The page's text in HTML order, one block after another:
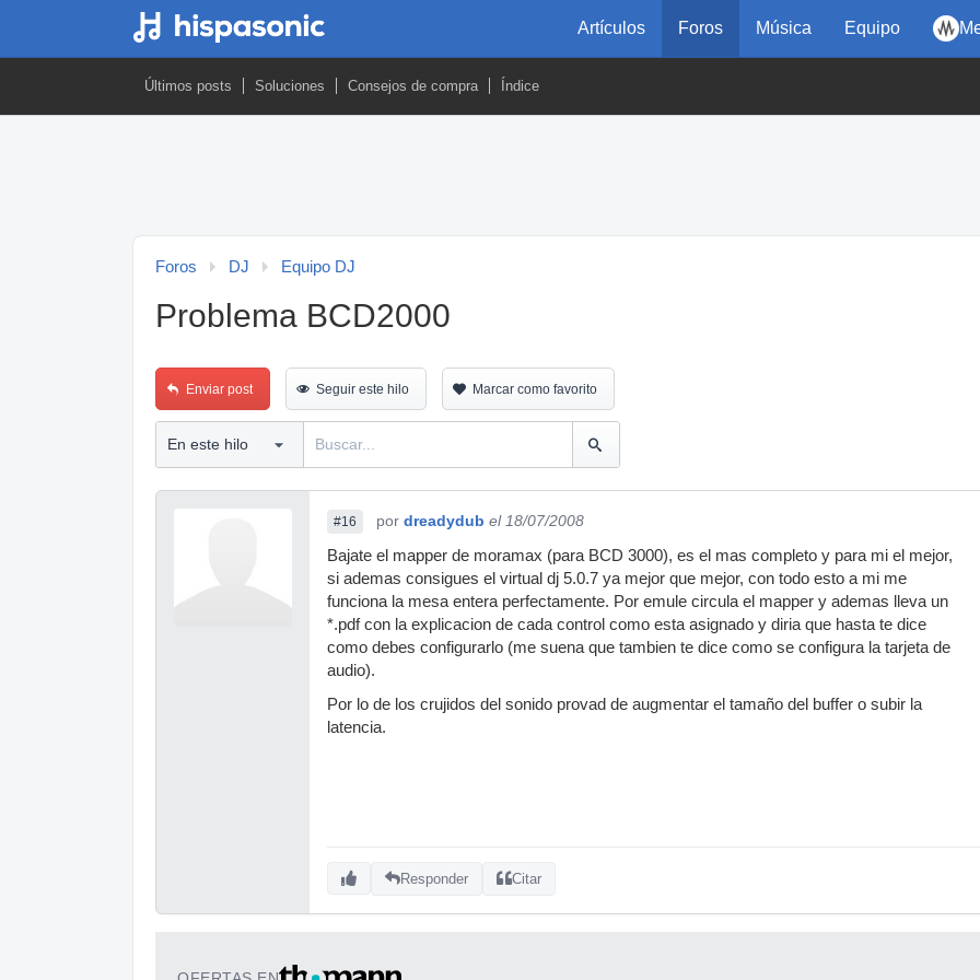
Artículos Foros Música Equipo
Últimos posts Soluciones Consejos de compra Índice
Foros DJ Equipo DJ
Problema BCD2000
Enviar post Seguir este hilo Marcar como favorito
#16 por dreadydub el 18/07/2008
Bajate el mapper de moramax (para BCD 3000), es el mas completo y para mi el mejor,
si ademas consigues el virtual dj 5.0.7 ya mejor que mejor, con todo esto a mi me
funciona la mesa entera perfectamente. Por emule circula el mapper y ademas lleva un
*.pdf con la explicacion de cada control como esta asignado y diria que hasta te dice
como debes configurarlo (me suena que tambien te dice como se configura la tarjeta de
audio).
Por lo de los crujidos del sonido provad de augmentar el tamaño del buffer o subir la
latencia.
Responder Citar